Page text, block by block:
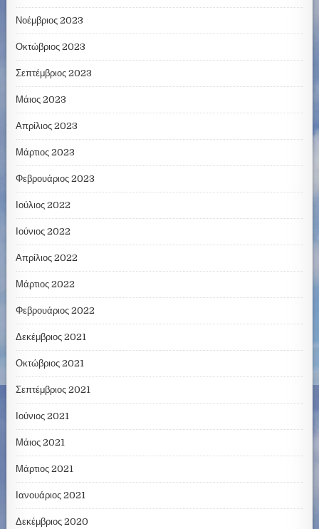
Νοέμβριος 2023
Οκτώβριος 2023
Σεπτέμβριος 2023
Μάιος 2023
Απρίλιος 2023
Μάρτιος 2023
Φεβρουάριος 2023
Ιούλιος 2022
Ιούνιος 2022
Απρίλιος 2022
Μάρτιος 2022
Φεβρουάριος 2022
Δεκέμβριος 2021
Οκτώβριος 2021
Σεπτέμβριος 2021
Ιούνιος 2021
Μάιος 2021
Μάρτιος 2021
Ιανουάριος 2021
Δεκέμβριος 2020